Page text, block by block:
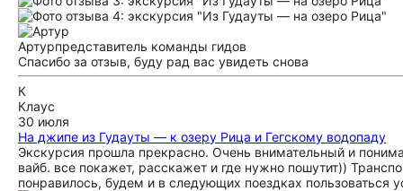
Артурпредставитель команды гидов
Спасибо за отзыв, буду рад вас увидеть снова
К
Клаус
30 июля
На джипе из Гудауты — к озеру Рица и Гегскому водопаду
Экскурсия прошла прекрасно. Очень внимательный и
вайб. все покажет, расскажет и где нужно пошутит))
понравилось, будем и в следующих поездках пользоваться